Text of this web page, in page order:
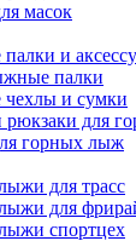
масок
и
палки
и сумки
для
горных лыж
для трасс
для
спортцех